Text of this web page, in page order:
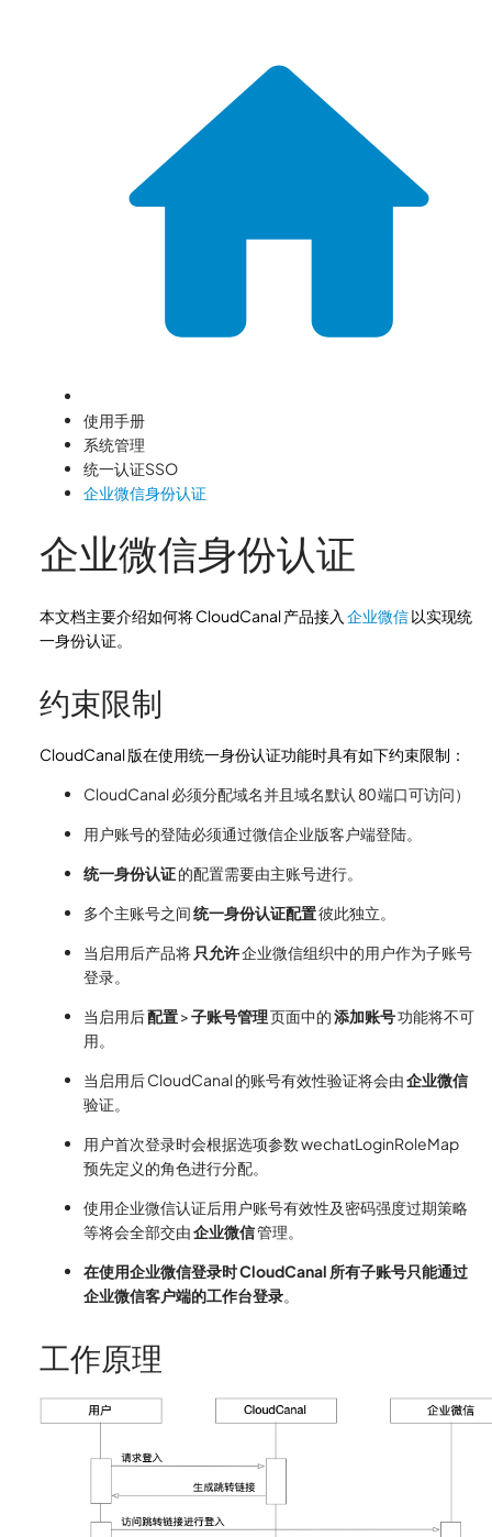
使用手册
系统管理
统一认证SSO
企业微信身份认证
企业微信身份认证
本文档主要介绍如何将 CloudCanal 产品接入 企业微信以实现统
一身份认证。
约束限制
CloudCanal 版在使用统一身份认证功能时具有如下约束限制：
CloudCanal 必须分配域名并且域名默认 80 端口可访问）
用户账号的登陆必须通过微信企业版客户端登陆。
统一身份认证的配置需要由主账号进行。
多个主账号之间统一身份认证配置彼此独立。
当启用后产品将 只允许企业微信组织中的用户作为子账号
登录。
当启用后配置>子账号管理页面中的添加账号功能将不可
用。
当启用后 CloudCanal 的账号有效性验证将会由企业微信
验证。
用户首次登录时会根据选项参数 wechatLoginRoleMap
预先定义的角色进行分配。
使用企业微信认证后用户账号有效性及密码强度过期策略
等将会全部交由企业微信管理。
在使用企业微信登录时 CloudCanal 所有子账号只能通过
企业微信客户端的工作台登录。
工作原理